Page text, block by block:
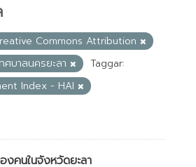
Commons Attribution
ศบาลนครยะลา
Taggar:
Index - HAI
งคนในจังหวัดยะลา